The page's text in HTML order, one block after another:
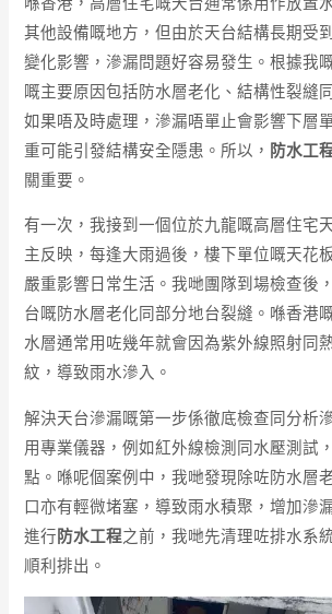
其他設備嘅地方，但由於天台結構長期受
變化影響，滲漏問題好容易發生。根據我
嘅主要原因包括防水層老化、結構性裂縫
如果唔及時處理，滲漏唔單止會影響下層
重可能引發結構安全隱患。所以， 防水工
關重要。
有一次，我接到一個位於九龍嘅高層住宅
主反映，每逢大雨過後，樓下單位嘅天花
嚴重影響日常生活。我哋團隊到場檢查後
台嘅防水層老化同部分地台裂縫。喺香港
水層通常用咗幾年就會因為紫外線照射同
紋，導致雨水滲入。
解決天台滲漏嘅第一步係徹底檢查同分析
用專業儀器，例如紅外線檢測同水壓測試
點。喺呢個案例中，我哋發現除咗防水層
口亦有輕微堵塞，導致雨水積聚，增加滲
進行防水工程之前，我哋先清理咗排水系
順利排出。